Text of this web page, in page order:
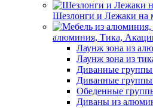
Шезлонги и Лежаки на
алюминия, Тика,
Лаунж зона из
Лаунж зона из
Диванные
Диванные группы
Обеденные
Диваны из